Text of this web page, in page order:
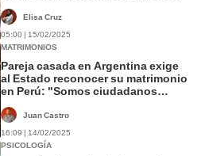
americana
Elisa Cruz
05:00 | 15/02/2025
MATRIMONIOS
Pareja casada en Argentina exige
al Estado reconocer su matrimonio
en Perú: "Somos ciudadanos
Juan Castro
16:09 | 14/02/2025
PSICOLOGÍA